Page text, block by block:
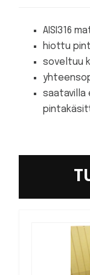
AISI316
hiottu
soveltuu
saatavilla